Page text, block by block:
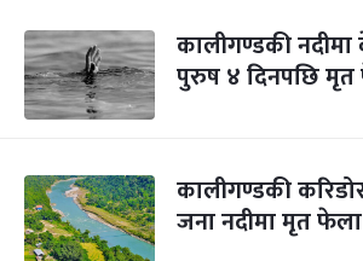
कालीगण्डकी नदीमा
पुरुष ४ दिनपछि
कालीगण्डकी
जना नदीमा मृत फेला